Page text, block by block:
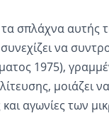
σπλάχνα αυτής
να
1975),
μοιάζει
και αγωνίες των